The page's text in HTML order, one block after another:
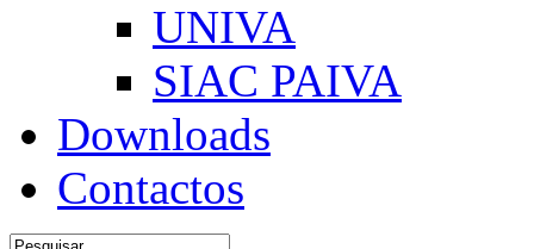
UNIVA
SIAC PAIVA
Downloads
Contactos